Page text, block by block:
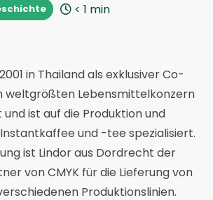
< 1 min
in Thailand als exklusiver Co-
weltgrößten Lebensmittelkonzern
ist auf die Produktion und
und -tee spezialisiert.
ist Lindor aus Dordrecht der
von CMYK für die Lieferung von
Produktionslinien.